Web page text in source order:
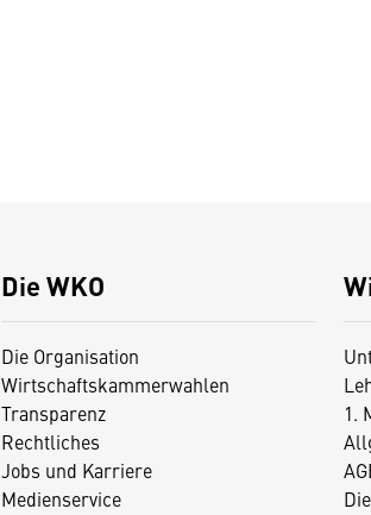
Die WKO
Die Organisation
Wirtschaftskammerwahlen
Transparenz
Rechtliches
Jobs und Karriere
Medienservice
1.